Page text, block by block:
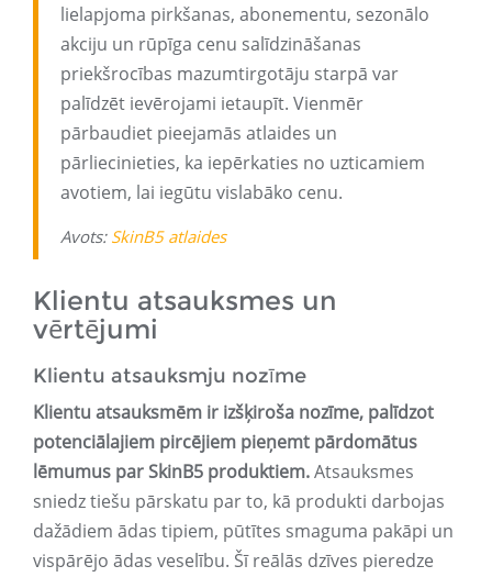
lielapjoma pirkšanas, abonementu, sezonālo
akciju un rūpīga cenu salīdzināšanas
priekšrocības mazumtirgotāju starpā var
palīdzēt ievērojami ietaupīt. Vienmēr
pārbaudiet pieejamās atlaides un
pārliecinieties, ka iepērkaties no uzticamiem
avotiem, lai iegūtu vislabāko cenu.
Avots: SkinB5 atlaides
Klientu atsauksmes un
vērtējumi
Klientu atsauksmju nozīme
Klientu atsauksmēm ir izšķiroša nozīme, palīdzot
potenciālajiem pircējiem pieņemt pārdomātus
lēmumus par SkinB5 produktiem.Atsauksmes
sniedz tiešu pārskatu par to, kā produkti darbojas
dažādiem ādas tipiem, pūtītes smaguma pakāpi un
vispārējo ādas veselību. Šī reālās dzīves pieredze